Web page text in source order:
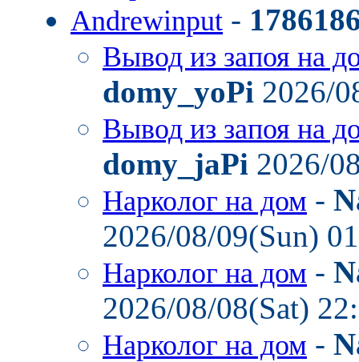
Andrewinput -
Вывод из запоя на
domy_yoPi 2026/
Вывод из запоя на
domy_jaPi 2026/
Нарколог на дом -
2026/08/09(Sun)
Нарколог на дом -
2026/08/08(Sat)
Нарколог на дом -